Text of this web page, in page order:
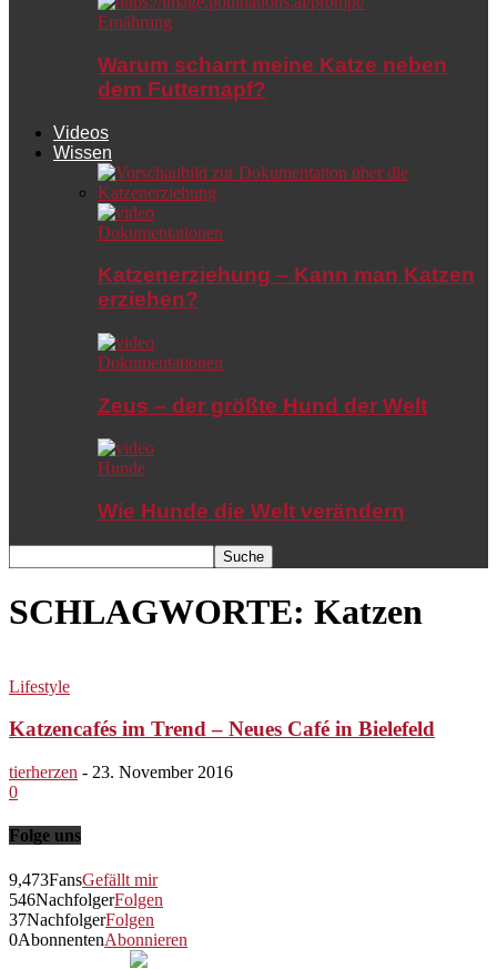
Ernährung
Warum scharrt meine Katze neben
dem Futternapf?
Videos
Wissen
Dokumentationen
Katzenerziehung – Kann man Katzen
erziehen?
Dokumentationen
Zeus – der größte Hund der Welt
Hunde
Wie Hunde die Welt verändern
SCHLAGWORTE: Katzen
Lifestyle
Katzencafés im Trend – Neues Café in Bielefeld
tierherzen - 23. November 2016
0
Folge uns
9,473FansGefällt mir
546NachfolgerFolgen
37NachfolgerFolgen
0AbonnentenAbonnieren